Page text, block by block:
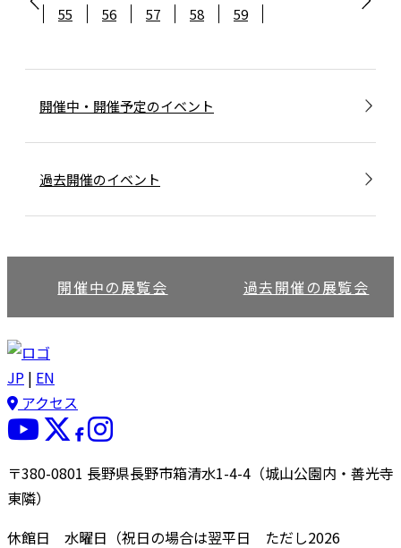
55
56 57 58 59
開催中・開催予定のイベント
過去開催のイベント
開催中の展覧会 過去開催の展覧会
JP | EN
アクセス
〒380-0801 長野県長野市箱清水1-4-4（城山公園内・善光寺
東隣）
休館日 水曜日（祝日の場合は翌平日 ただし2026